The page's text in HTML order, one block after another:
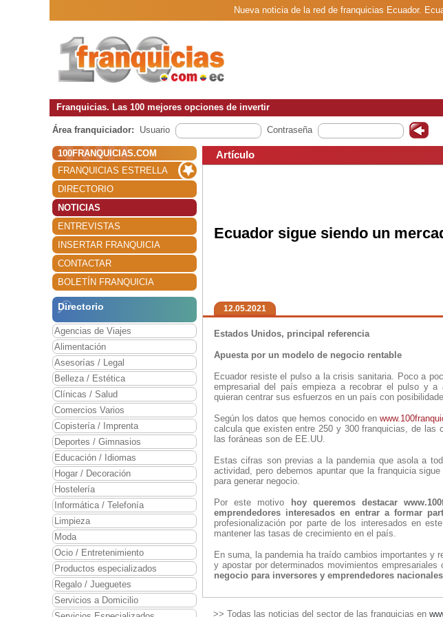
Nueva noticia de la red de franquicias Ecuador.
Franquicias. Las 100 mejores opciones de invertir
Área franquiciador: Usuario Contraseña
100FRANQUICIAS.COM
FRANQUICIAS ESTRELLA
DIRECTORIO
NOTICIAS
ENTREVISTAS
INSERTAR FRANQUICIA
CONTACTAR
BOLETÍN FRANQUICIA
Directorio
Agencias de Viajes
Alimentación
Asesorías / Legal
Belleza / Estética
Clínicas / Salud
Comercios Varios
Copistería / Imprenta
Deportes / Gimnasios
Educación / Idiomas
Hogar / Decoración
Hostelería
Informática / Telefonía
Limpieza
Moda
Ocio / Entretenimiento
Productos especializados
Regalo / Jueguetes
Servicios a Domicilio
Artículo
Ecuador sigue siendo un
12.05.2021
Estados Unidos, principal referencia
Apuesta por un modelo de negocio rentable
Ecuador resiste el pulso a la crisis sanitaria. Poco a
empresarial del país empieza a recobrar el pulso y a
quieran centrar sus esfuerzos en un país con
Según los datos que hemos conocido en
calcula que existen entre 250 y 300 franquicias, de
las foráneas son de EE.UU.
Estas cifras son previas a la pandemia que asola a
actividad, pero debemos apuntar que la franquicia
para generar negocio.
Por este motivo
hoy queremos destacar
emprendedores interesados en entrar a formar
profesionalización por parte de los interesados en
mantener las tasas de crecimiento en el país.
En suma, la pandemia ha traído cambios importantes y
y apostar por determinados movimientos
negocio para inversores y emprendedores
>> Todas las noticias del sector de las franquicias en